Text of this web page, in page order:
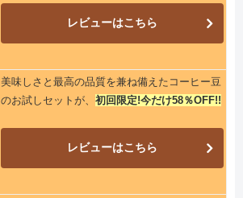
レビューはこちら
美味しさと最高の品質を兼ね備えたコーヒー豆
のお試しセットが、 初回限定!今だけ58％OFF!!
レビューはこちら